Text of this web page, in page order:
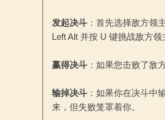
发起决斗 ：首先选择敌方领
Left Alt 并按 U 键挑战敌方领
赢得决斗 ：如果您击败了敌
输掉决斗 ：如果你在决斗中
来，但失败笼罩着你。